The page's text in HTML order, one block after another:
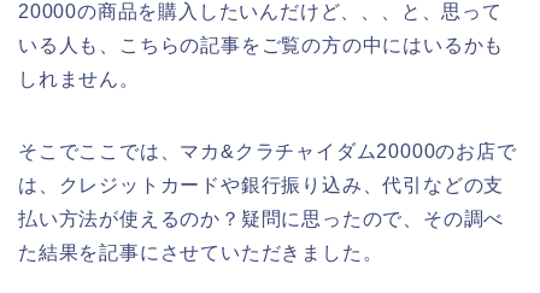
20000の商品を購入したいんだけど、、、と、思って
いる人も、こちらの記事をご覧の方の中にはいるかも
しれません。
そこでここでは、マカ&クラチャイダム20000のお店で
は、クレジットカードや銀行振り込み、代引などの支
払い方法が使えるのか？疑問に思ったので、その調べ
た結果を記事にさせていただきました。